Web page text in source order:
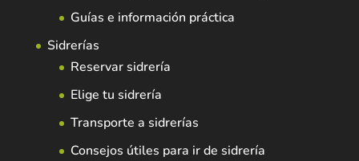
Guías e información práctica
Sidrerías
Reservar sidrería
Elige tu sidrería
Transporte a sidrerías
Consejos útiles para ir de sidrería